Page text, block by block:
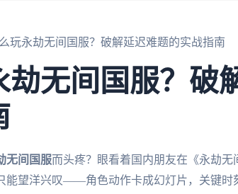
玩永劫无间国服？破解延迟难题的实战指南
劫无间国服？破
无间国服而头疼？眼看着国内朋友在《永劫无
能望洋兴叹——角色动作卡成幻灯片，关键时